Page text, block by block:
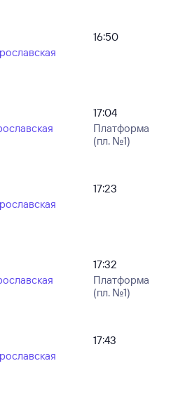
16:50
17:04
Платформа
(пл. №1)
17:23
17:32
Платформа
(пл. №1)
17:43